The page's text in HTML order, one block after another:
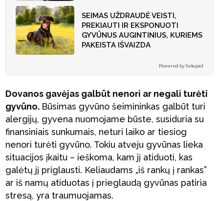
SEIMAS UŽDRAUDĖ VEISTI,
PREKIAUTI IR EKSPONUOTI
GYVŪNUS AUGINTINIUS, KURIEMS
PAKEISTA IŠVAIZDA
Powered by Setupad
Dovanos gavėjas galbūt nenori ar negali turėti
gyvūno. Būsimas gyvūno šeimininkas galbūt turi
alergijų, gyvena nuomojame būste, susiduria su
finansiniais sunkumais, neturi laiko ar tiesiog
nenori turėti gyvūno. Tokiu atveju gyvūnas lieka
situacijos įkaitu – ieškoma, kam jį atiduoti, kas
galėtų jį priglausti. Keliaudams „iš rankų į rankas”
ar iš namų atiduotas į prieglaudą gyvūnas patiria
stresą, yra traumuojamas.